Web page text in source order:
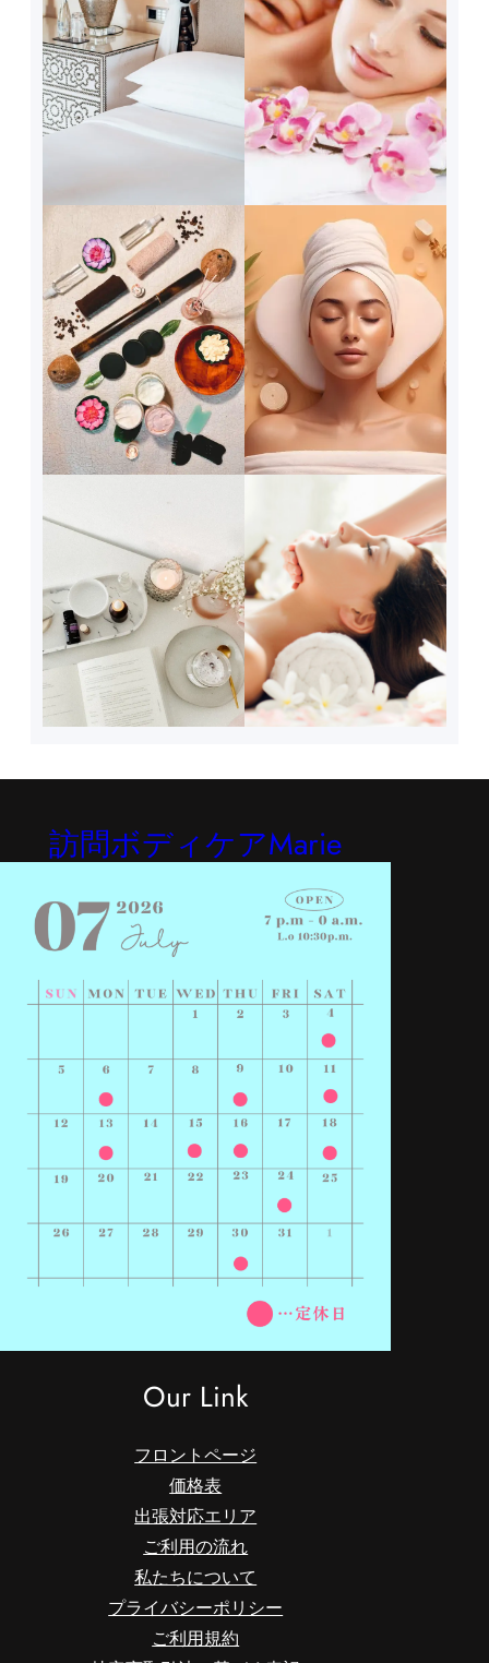
訪問ボディケアMarie
Our Link
フロントページ
価格表
出張対応エリア
ご利用の流れ
私たちについて
プライバシーポリシー
ご利用規約